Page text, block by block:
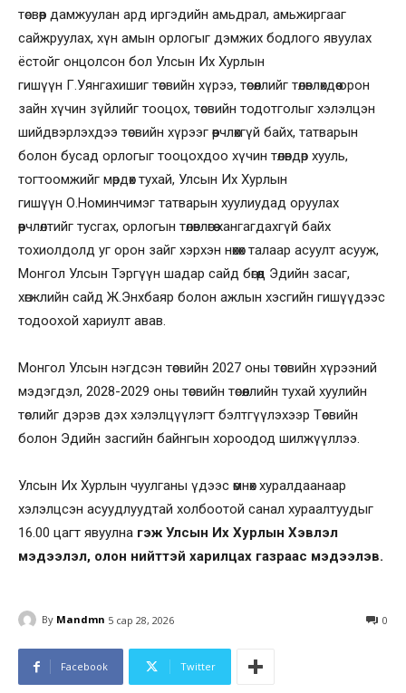
төсвөөр дамжуулан ард иргэдийн амьдрал, амьжиргааг
сайжруулах, хүн амын орлогыг дэмжих бодлого явуулах
ёстойг онцолсон бол Улсын Их Хурлын
гишүүн Г.Уянгахишиг төсвийн хүрээ, төсөөллийг төлөвлөхдөө орон
зайн хүчин зүйлийг тооцох, төсвийн тодотголыг хэлэлцэн
шийдвэрлэхдээ төсвийн хүрээг өөрчлөхгүй байх, татварын
болон бусад орлогыг тооцохдоо хүчин төлөвдөр хууль,
тогтоомжийг мөрдөх тухай, Улсын Их Хурлын
гишүүн О.Номинчимэг татварын хуулиудад оруулах
өөрчлөлтийг тусгах, орлогын төлөвлөгөө хангагдахгүй байх
тохиолдолд уг орон зайг хэрхэн нөхөх талаар асуулт асууж,
Монгол Улсын Тэргүүн шадар сайд бөгөөд Эдийн засаг,
хөгжлийн сайд Ж.Энхбаяр болон ажлын хэсгийн гишүүдээс
тодоохой хариулт авав.
Монгол Улсын нэгдсэн төсвийн 2027 оны төсвийн хүрээний
мэдэгдэл, 2028-2029 оны төсвийн төсөөллийн тухай хуулийн
төслийг дэрэв дэх хэлэлцүүлэгт бэлтгүүлэхээр Төсвийн
болон Эдийн засгийн байнгын хороодод шилжүүллээ.
Улсын Их Хурлын чуулганы үдээс өмнөх хуралдаанаар
хэлэлцсэн асуудлуудтай холбоотой санал хураалтуудыг
16.00 цагт явуулна гэж Улсын Их Хурлын Хэвлэл
мэдээлэл, олон нийттэй харилцах газраас мэдээлэв.
By Mandmn 5 сар 28, 2026 0
Facebook Twitter